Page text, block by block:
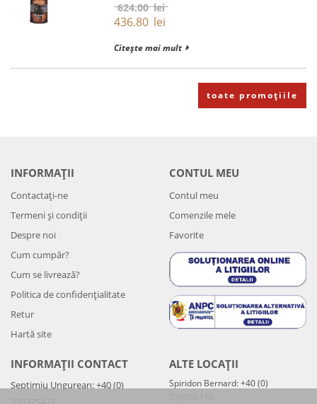
624.00lei
436.80 lei
Citește mai mult
toate promoțiile
INFORMAȚII
Contactați-ne
Termeni și condiții
Despre noi
Cum cumpăr?
Cum se livrează?
Politica de confidenţialitate
Retur
Hartă site
CONTUL MEU
Contul meu
Comenzile mele
Favorite
INFORMAȚII CONTACT
Septimiu Ungurean: +40 (0)
ALTE LOCAȚII
Spiridon Bernard: +40 (0)